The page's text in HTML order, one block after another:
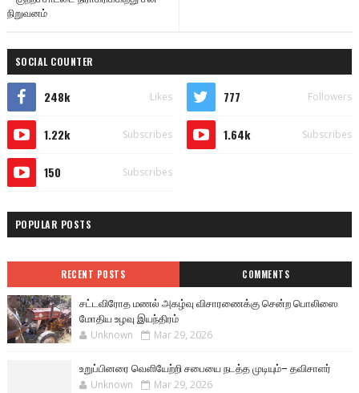
நிறுவனம்
SOCIAL COUNTER
248k Likes 777 Followers
1.22k Subscribes 1.64k Subscribes
150 Subscribes
POPULAR POSTS
RECENT POSTS COMMENTS
சட்டவிரோத மணல் அகழ்வு விசாரணைக்கு சென்ற பொலிஸை
மோதிய உழவு இயந்திரம்
Unknown Mar 29, 2026
உறுப்பினரை வெளியேற்றி சபையை நடத்த முடியும்– தவிசாளர்
Unknown Mar 29, 2026